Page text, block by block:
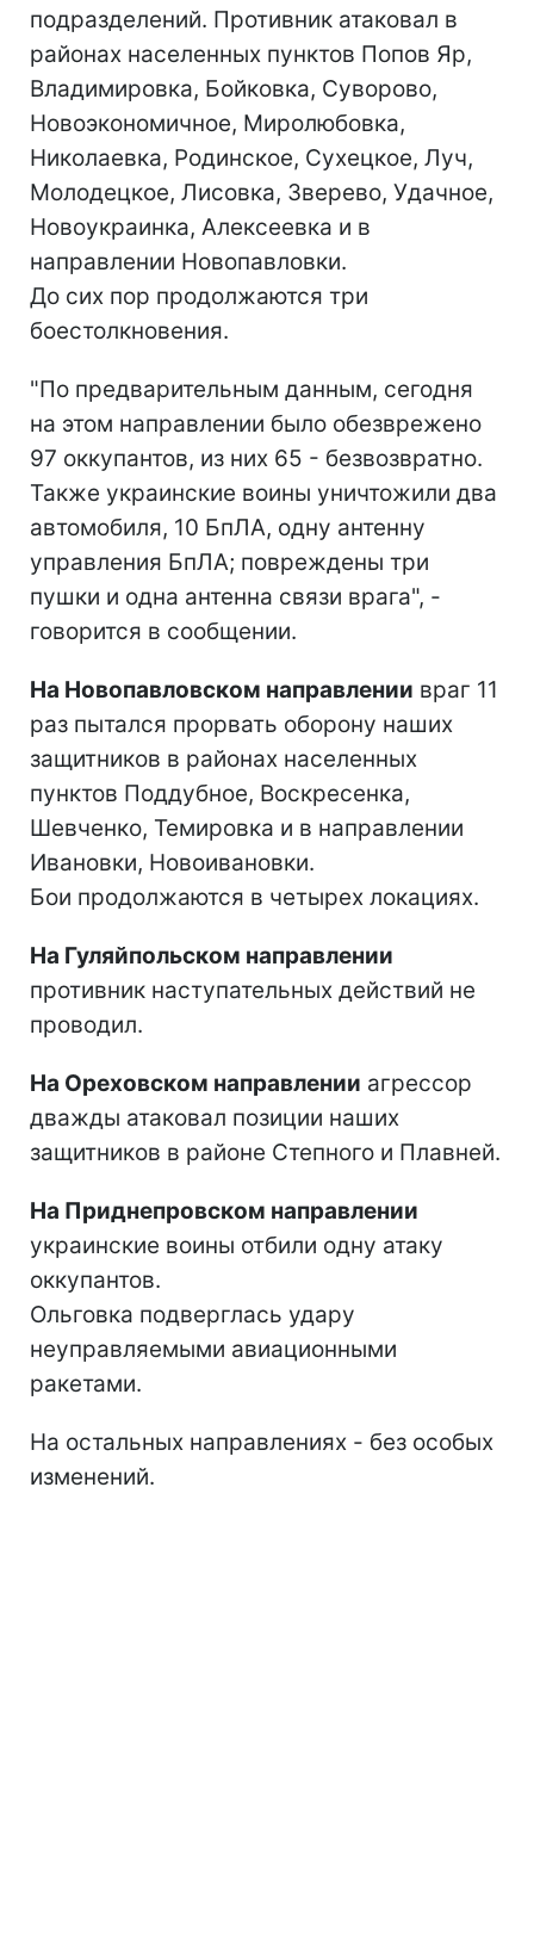
подразделений. Противник атаковал в
районах населенных пунктов Попов Яр,
Владимировка, Бойковка, Суворово,
Новоэкономичное, Миролюбовка,
Николаевка, Родинское, Сухецкое, Луч,
Молодецкое, Лисовка, Зверево, Удачное,
Новоукраинка, Алексеевка и в
направлении Новопавловки.
До сих пор продолжаются три
боестолкновения.
"По предварительным данным, сегодня
на этом направлении было обезврежено
97 оккупантов, из них 65 - безвозвратно.
Также украинские воины уничтожили два
автомобиля, 10 БпЛА, одну антенну
управления БпЛА; повреждены три
пушки и одна антенна связи врага", -
говорится в сообщении.
На Новопавловском направлении враг 11
раз пытался прорвать оборону наших
защитников в районах населенных
пунктов Поддубное, Воскресенка,
Шевченко, Темировка и в направлении
Ивановки, Новоивановки.
Бои продолжаются в четырех локациях.
На Гуляйпольском направлении
противник наступательных действий не
проводил.
На Ореховском направлении агрессор
дважды атаковал позиции наших
защитников в районе Степного и Плавней.
На Приднепровском направлении
украинские воины отбили одну атаку
оккупантов.
Ольговка подверглась удару
неуправляемыми авиационными
ракетами.
На остальных направлениях - без особых
изменений.